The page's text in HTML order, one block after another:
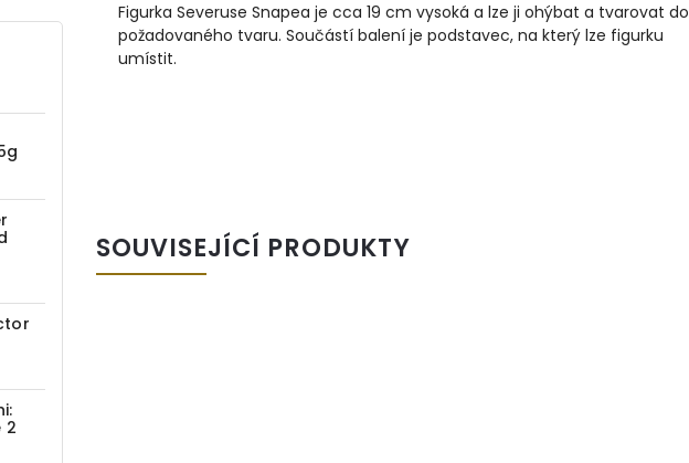
2
Figurka Severuse Snapea je cca 19 cm vysoká a lze ji ohýbat a tvarovat do
požadovaného tvaru. Součástí balení je podstavec, na který lze figurku
umístit.
SOUVISEJÍCÍ PRODUKTY